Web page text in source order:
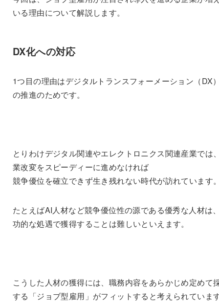
いる理由について解説します。
DX化への対応
1つ目の理由はデジタルトランスフォーメーション（DX
の推進のためです。
とりわけデジタル関連やエレクトロニクス関連産業では
業改変をスピーディーに進めなければ
競争優位を確立できず生き残れない時代が訪れています
たとえばAI人材など競争優位性の源である優秀な人材は
功的な処遇で獲得することは難しいといえます。
こうした人材の獲得には、職務内容をあらかじめ定めて
する「ジョブ型雇用」がフィットすると考えられていま